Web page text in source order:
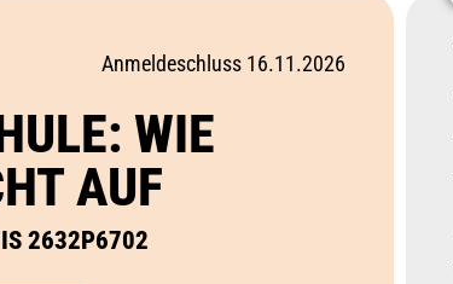
Anmeldeschluss 16.11.2026
WIE
AUF
2632P6702